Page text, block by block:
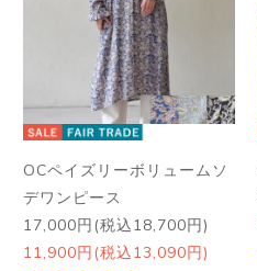
OCペイズリーボリュームソ
デワンピース
17,000円(税込18,700円)
11,900円(税込13,090円)